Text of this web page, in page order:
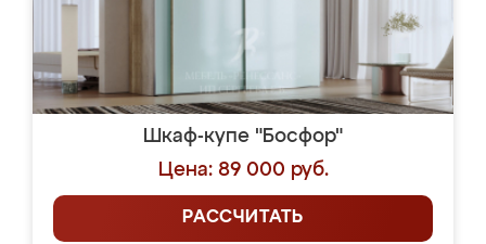
Шкаф-купе "Босфор"
Цена: 89 000 руб.
РАССЧИТАТЬ